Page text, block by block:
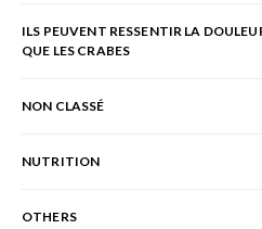
ILS PEUVENT RESSENTIR LA
QUE LES CRABES
NON CLASSÉ
NUTRITION
OTHERS